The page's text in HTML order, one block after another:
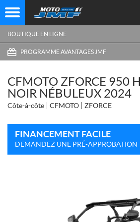
BOUTIQUE EN LIGNE
PROGRAMME AVANTAGES JMF
CFMOTO ZFORCE 950
NOIR NÉBULEUX 2024
Côte-à-côte CFMOTO ZFORCE
FINANCEMENT FACILE
DEMANDEZ UNE PRÉ-APPROBATION